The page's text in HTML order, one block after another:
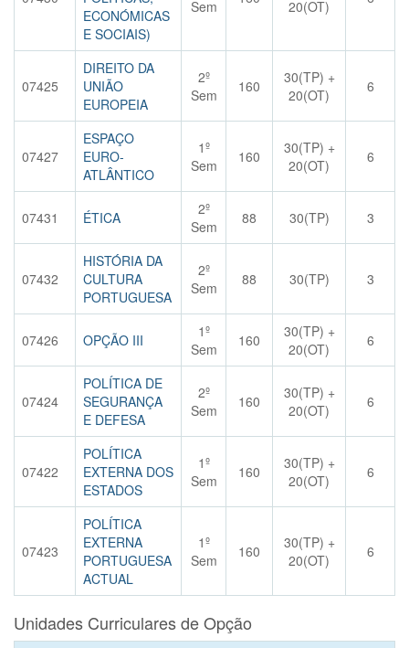
ECONÓMICAS
E SOCIAIS)
Sem
20(OT)
07425
DIREITO DA
UNIÃO
EUROPEIA
2º
Sem
160
30(TP) +
20(OT)
6
07427
ESPAÇO
EURO-
ATLÂNTICO
1º
Sem
160
30(TP) +
20(OT)
6
07431 ÉTICA
2º
Sem
88 30(TP) 3
07432
HISTÓRIA DA
CULTURA
PORTUGUESA
2º
Sem
88 30(TP) 3
07426 OPÇÃO III
1º
Sem
160
30(TP) +
20(OT)
6
07424
POLÍTICA DE
SEGURANÇA
E DEFESA
2º
Sem
160
30(TP) +
20(OT)
6
07422
POLÍTICA
EXTERNA DOS
ESTADOS
1º
Sem
160
30(TP) +
20(OT)
6
07423
POLÍTICA
EXTERNA
PORTUGUESA
ACTUAL
1º
Sem
160
30(TP) +
20(OT)
6
Unidades Curriculares de Opção